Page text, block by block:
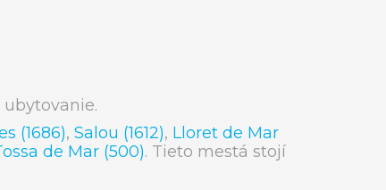
(1686), Salou (1612), Lloret de Mar
de Mar (500). Tieto mestá stojí